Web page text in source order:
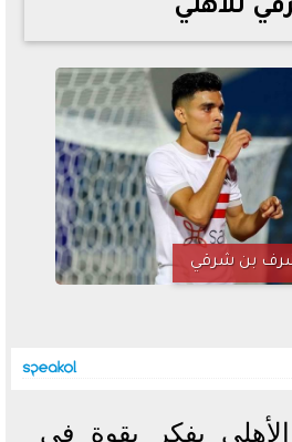
اعتمادها
ونجوم الأرجنتين قبل مواجهة مصر
الصحية وخروجه من المستشفى |
اليوم الإثنين 6 - 7 - 2026
للاهلي
بن شرقي
الأهلي يفكر بقوة في